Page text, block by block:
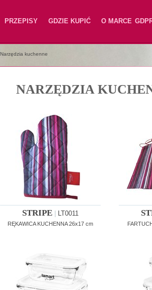
PRZEPISY GDZIE KUPIĆ O MARCE
Narzędzia kuchenne
NARZĘDZIA
STRIPE LT0011
RĘKAWICA KUCHENNA 26x17 cm